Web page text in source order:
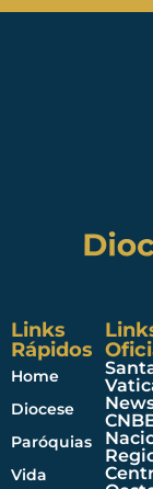
Links
Rápidos
Home
Diocese
Paróquias
Vida